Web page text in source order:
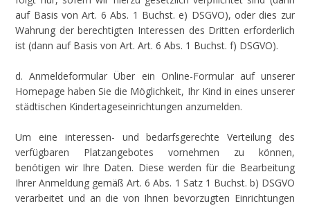
auf Basis von Art. 6 Abs. 1 Buchst. e) DSGVO), oder dies zur
Wahrung der berechtigten Interessen des Dritten erforderlich
ist (dann auf Basis von Art. Art. 6 Abs. 1 Buchst. f) DSGVO).
d. Anmeldeformular Über ein Online-Formular auf unserer
Homepage haben Sie die Möglichkeit, Ihr Kind in eines unserer
städtischen Kindertageseinrichtungen anzumelden.
Um eine interessen- und bedarfsgerechte Verteilung des
verfügbaren Platzangebotes vornehmen zu können,
benötigen wir Ihre Daten. Diese werden für die Bearbeitung
Ihrer Anmeldung gemäß Art. 6 Abs. 1 Satz 1 Buchst. b) DSGVO
verarbeitet und an die von Ihnen bevorzugten Einrichtungen